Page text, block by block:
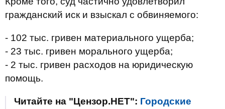
гражданский иск и взыскал с обвиняемого:
- 102 тыс. гривен материального ущерба;
- 23 тыс. гривен морального ущерба;
- 2 тыс. гривен расходов на юридическую
помощь.
Читайте на "Цензор.НЕТ": Городские